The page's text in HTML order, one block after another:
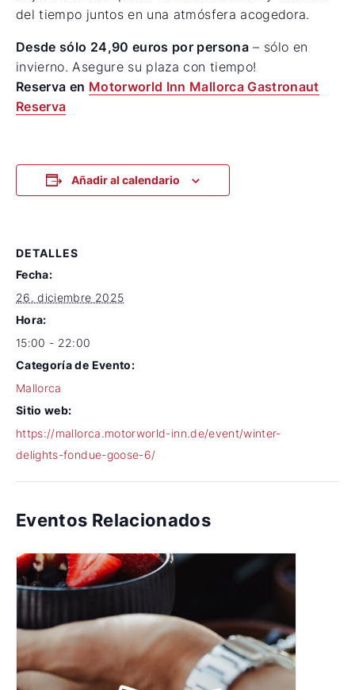
del tiempo juntos en una atmósfera acogedora.
Desde sólo 24,90 euros por persona– sólo en
invierno. Asegure su plaza con tiempo!
Reserva en Motorworld Inn Mallorca Gastronaut
Reserva
Añadir al calendario
DETALLES
Fecha:
26. diciembre 2025
Hora:
15:00 - 22:00
Categoría de Evento:
Mallorca
Sitio web:
https://mallorca.motorworld-inn.de/event/winter-
delights-fondue-goose-6/
Eventos Relacionados